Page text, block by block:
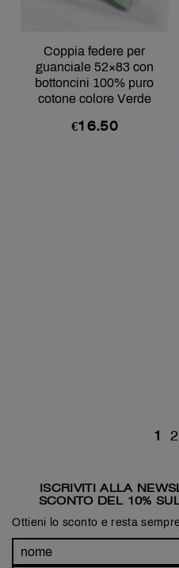
Coppia federe per
guanciale 52×83 con
bottoncini 100% puro
cotone colore Verde
€16.50
1 2
ISCRIVITI ALLA
SCONTO DEL 10%
Ottieni lo sconto e resta